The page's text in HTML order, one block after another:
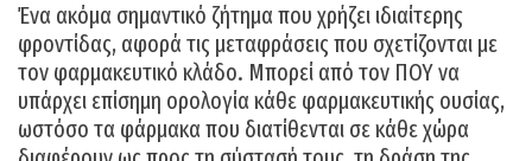
Ένα ακόμα σημαντικό ζήτημα που χρήζει ιδιαίτερης
φροντίδας, αφορά τις μεταφράσεις που σχετίζονται με
τον φαρμακευτικό κλάδο. Μπορεί από τον ΠΟΥ να
υπάρχει επίσημη ορολογία κάθε φαρμακευτικής ουσίας,
ωστόσο τα φάρμακα που διατίθενται σε κάθε χώρα